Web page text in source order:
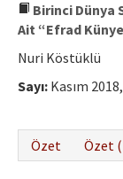
Yayın İlkeleri
Hakem
Birinci Dünya
Ait “Efrad
Nuri Köstüklü
Sayı: Kasım
Özet
Özet